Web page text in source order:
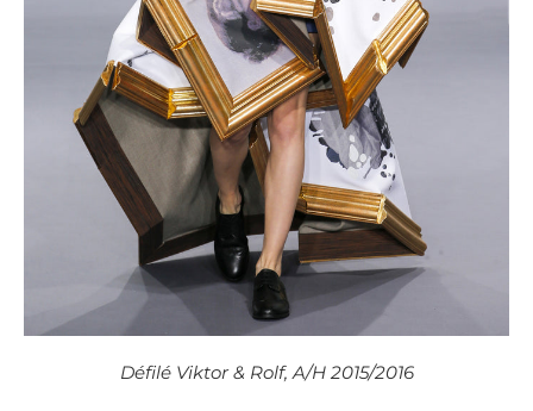
Défilé Viktor & Rolf, A/H 2015/2016